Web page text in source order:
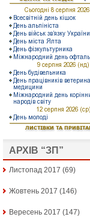
АРХІВ “ЗП”
Листопад 2017 (69)
Жовтень 2017 (146)
Вересень 2017 (147)